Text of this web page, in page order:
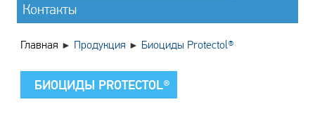
Контакты
Главная ► Продукция ► Биоциды Protectol®
БИОЦИДЫ PROTECTOL®